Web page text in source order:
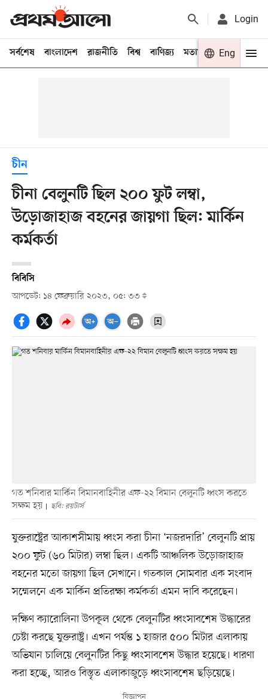
Login
সর্বশেষ বাংলাদেশ রাজনীতি বিশ্ব বাণিজ্য মতামত খেলা
Eng
চীন
চীনা বেলুনটি ছিল ২০০ ফুট লম্বা,
উড়োজাহাজ বহনের জায়গা ছিল: মার্কিন
কর্মকর্তা
বিবিসি
আপডেট: ১৪ ফেব্রুয়ারি ২০২৩, ০৫: ৩৩
গত শনিবার মার্কিন বিমানবাহিনীর এফ-২২ বিমান বেলুনটি ধ্বংস করতে
সক্ষম হয়
ছবি: রয়টার্স
যুক্তরাষ্ট্রের আকাশসীমায় ধ্বংস করা চীনা ‘নজরদারি’ বেলুনটি প্রায়
২০০ ফুট (৬০ মিটার) লম্বা ছিল। একটি আঞ্চলিক উড়োজাহাজ
বহনের মতো জায়গা ছিল সেখানে। গতকাল সোমবার এক সংবাদ
সম্মেলনে এক মার্কিন প্রতিরক্ষা কর্মকর্তা এমন দাবি করেছেন।
দক্ষিণ ক্যারোলিনা উপকূল থেকে বেলুনটির ধ্বংসাবশেষ উদ্ধারের
চেষ্টা করছে যুক্তরাষ্ট্র। এখন পর্যন্ত ১ হাজার ৫০০ মিটার এলাকায়
অভিযান চালিয়ে বেলুনটির কিছু ধ্বংসাবশেষ উদ্ধার হয়েছে। ধারণা
করা হচ্ছে, আরও বিস্তৃত এলাকাজুড়ে ধ্বংসাবশেষ ছড়িয়েছে।